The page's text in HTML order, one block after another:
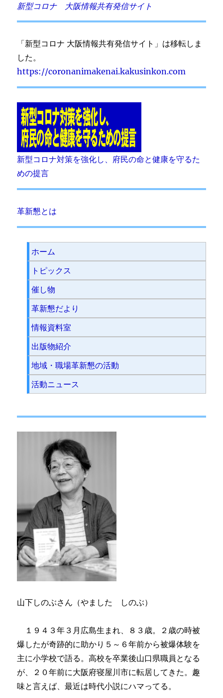
新型コロナ 大阪情報共有発信サイト
「新型コロナ 大阪情報共有発信サイト」は移転しま
した。
https://coronanimakenai.kakusinkon.com
新型コロナ対策を強化し、府民の命と健康を守るた
めの提言
革新懇とは
ホーム
トピックス
催し物
革新懇だより
情報資料室
出版物紹介
地域・職場革新懇の活動
活動ニュース
山下しのぶさん（やました しのぶ）
１９４３年３月広島生まれ、８３歳。２歳の時被
爆したが奇跡的に助かり５～６年前から被爆体験を
主に小学校で語る。高校を卒業後山口県職員となる
が、２０年前に大阪府寝屋川市に転居してきた。趣
味と言えば、最近は時代小説にハマってる。